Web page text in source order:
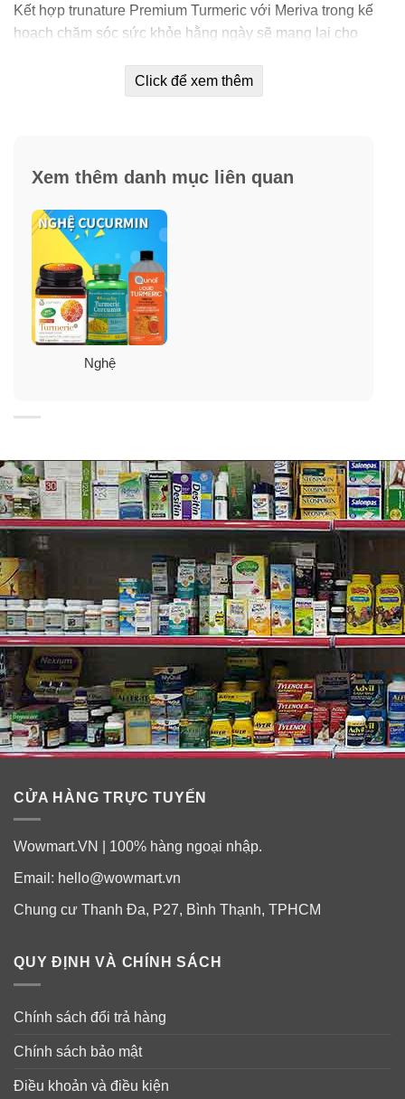
Kết hợp trunature Premium Turmeric với Meriva trong kế
hoạch chăm sóc sức khỏe hằng ngày sẽ mang lại cho
trình oxy hóa cũng như trong cuộc chiến chống lại tổn
thương do các gốc tự do.
trợ hệ thống chống viêm khỏe mạnh cũng như hoạt
động và sự linh hoạt của khớp xương.
Các nghiên cứu cho thấy Curcumin hoạt động như một
công tắc chính
” của hệ thống chống viêm, bao gồm 30
cách chống viêm khác nhau.
Curcumin vừa được chứng minh, thông qua các nghiên
cứu lâm sàng, về việc hỗ trợ hệ thống chống viêm khỏe
mạnh nhờ cải thiện tình trạng căng cứng khớp buổi
sáng, thời gian đi bộ và sự thoải mái của khớp.
việc cung cấp sự bảo vệ chống tiến trình oxy hóa và hỗ
trợ hệ thống chống viêm khỏe mạnh, củ nghệ còn mang
Click để xem thêm
Xem thêm danh mục liên quan
Nghệ
CỬA HÀNG TRỰC TUYẾN
Wowmart.VN | 100% hàng ngoại nhập.
Email: hello@wowmart.vn
Chung cư Thanh Đa, P27, Bình Thạnh, TPHCM
QUY ĐỊNH VÀ CHÍNH SÁCH
Chính sách đổi trả hàng
Chính sách bảo mật
Điều khoản và điều kiện